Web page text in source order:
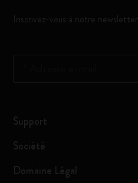
Inscrivez-vous à notre newsletter
Support
Société
Domaine Légal